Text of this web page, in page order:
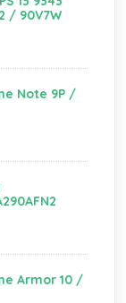
/ 90V7W
Note 9P /
Armor 10 /